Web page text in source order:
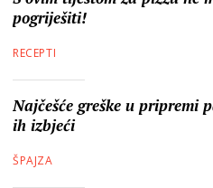
pogriješiti!
RECEPTI
Najčešće greške u pripremi
ih izbjeći
ŠPAJZA